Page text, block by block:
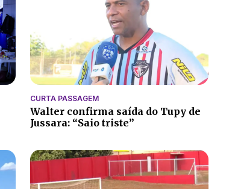
CURTA PASSAGEM
Walter confirma saída do Tupy de
Jussara: “Saio triste”